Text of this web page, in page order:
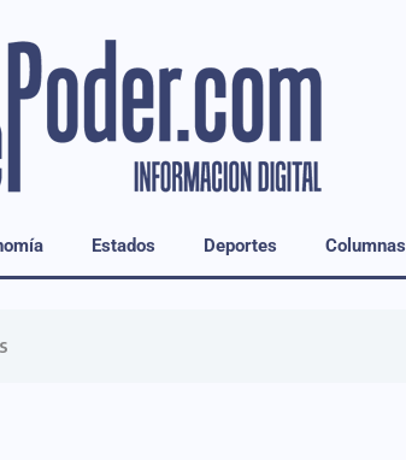
Estados Deportes Columnas